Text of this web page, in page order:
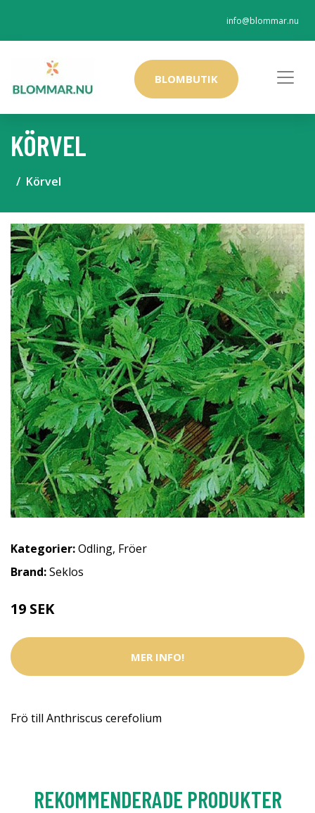
info@blommar.nu
BLOMBUTIK
KÖRVEL
Körvel
Kategorier:Odling, Fröer
Brand:Seklos
19 SEK
MER INFO!
Frö till Anthriscus cerefolium
REKOMMENDERADE PRODUKTER